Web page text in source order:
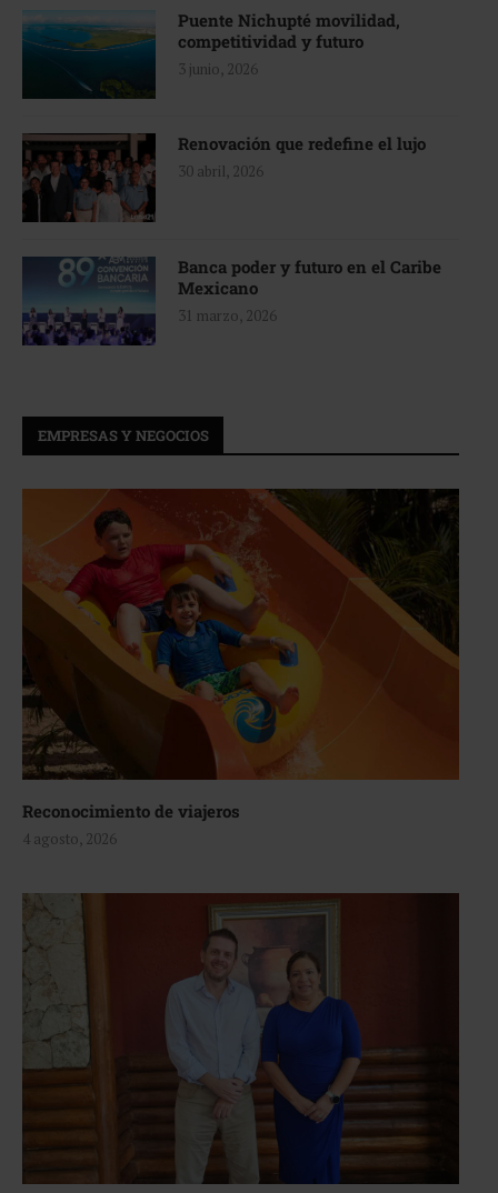
Puente Nichupté movilidad,
competitividad y futuro
3 junio, 2026
Renovación que redefine el lujo
30 abril, 2026
Banca poder y futuro en el Caribe
Mexicano
31 marzo, 2026
EMPRESAS Y NEGOCIOS
Reconocimiento de viajeros
4 agosto, 2026